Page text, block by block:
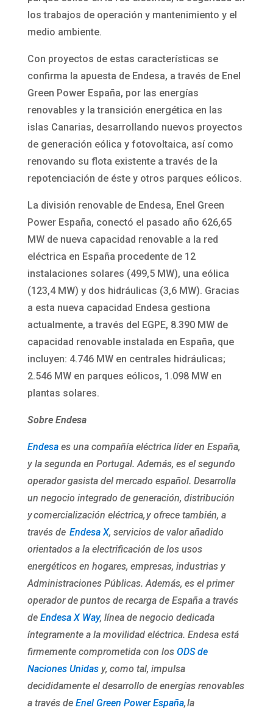
los trabajos de operación y mantenimiento y el
medio ambiente.
Con proyectos de estas características se
confirma la apuesta de Endesa, a través de Enel
Green Power España, por las energías
renovables y la transición energética en las
islas Canarias, desarrollando nuevos proyectos
de generación eólica y fotovoltaica, así como
renovando su flota existente a través de la
repotenciación de éste y otros parques eólicos.
La división renovable de Endesa, Enel Green
Power España, conectó el pasado año 626,65
MW de nueva capacidad renovable a la red
eléctrica en España procedente de 12
instalaciones solares (499,5 MW), una eólica
(123,4 MW) y dos hidráulicas (3,6 MW). Gracias
a esta nueva capacidad Endesa gestiona
actualmente, a través del EGPE, 8.390 MW de
capacidad renovable instalada en España, que
incluyen: 4.746 MW en centrales hidráulicas;
2.546 MW en parques eólicos, 1.098 MW en
plantas solares.
Sobre Endesa
Endesa es una compañía eléctrica líder en España,
y la segunda en Portugal. Además, es el segundo
operador gasista del mercado español. Desarrolla
un negocio integrado de generación, distribución
y comercialización eléctrica, y ofrece también, a
través de Endesa X, servicios de valor añadido
orientados a la electrificación de los usos
energéticos en hogares, empresas, industrias y
Administraciones Públicas. Además, es el primer
operador de puntos de recarga de España a través
de Endesa X Way, línea de negocio dedicada
íntegramente a la movilidad eléctrica. Endesa está
firmemente comprometida con los ODS de
Naciones Unidasy, como tal, impulsa
decididamente el desarrollo de energías renovables
a través de Enel Green Power España, la